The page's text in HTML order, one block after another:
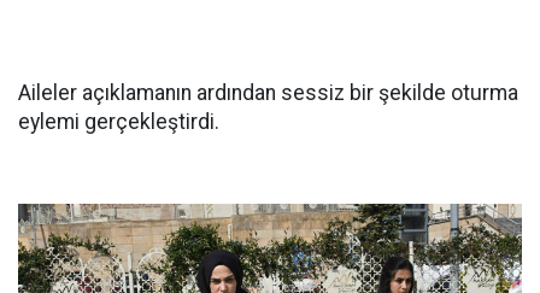
Aileler açıklamanın ardından sessiz bir şekilde oturma
eylemi gerçekleştirdi.